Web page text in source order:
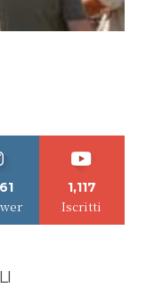
1,117
Iscritti